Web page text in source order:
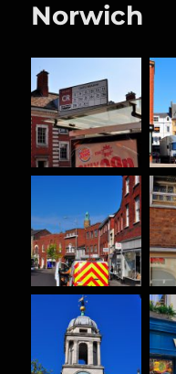
Norwich